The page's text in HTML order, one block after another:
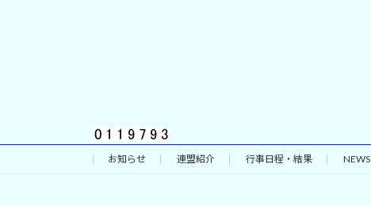
お知らせ 連盟紹介 行事日程・結果 NEWS